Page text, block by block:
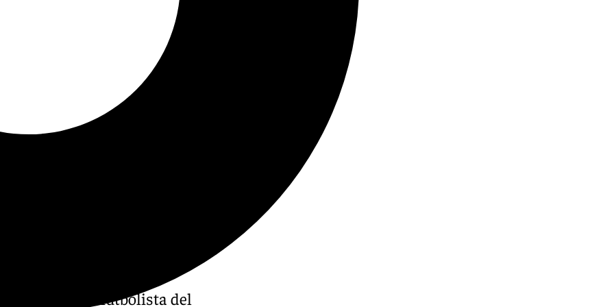
a tener a un futbolista del